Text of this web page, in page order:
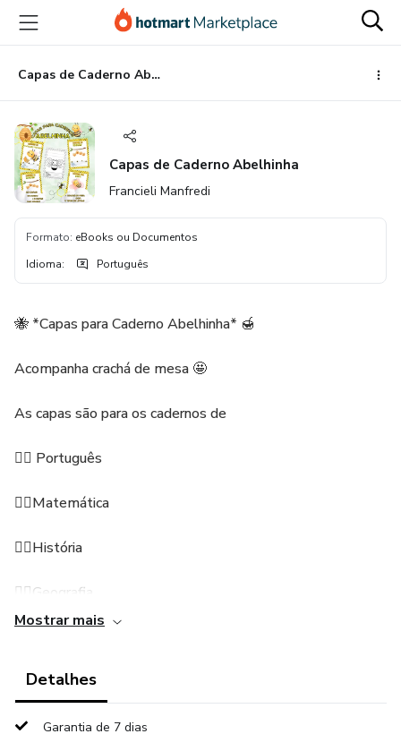
para
conteúdo
principal
para
pagamento
para
rodapé
Capas de Caderno Abelhinha
Capas de Caderno Abelhinha
Francieli Manfredi
Formato: eBooks ou Documentos
Idioma: Português
🐝 *Capas para Caderno Abelhinha* 🍯
Acompanha crachá de mesa 🤩
As capas são para os cadernos de
👉🏼 Português
👉🏼Matemática
👉🏼História
👉🏼Geografia
👉🏼Artes
👉🏼 Inglês
Mostrar mais
Detalhes
Garantia de 7 dias